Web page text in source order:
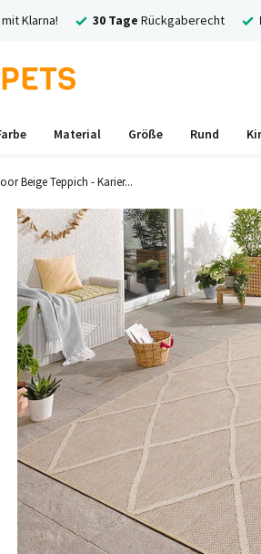
TageRückgaberecht Kostenlose
Material Größe Rund
Beige Teppich - Karier...